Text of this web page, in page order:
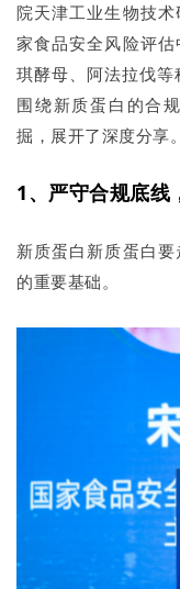
院天津工业生物技
家食品安全风险评
琪酵母、阿法拉伐等
围绕新质蛋白的合
掘，展开了深度分享。
1、严守合规底线
新质蛋白新质蛋白
的重要基础。